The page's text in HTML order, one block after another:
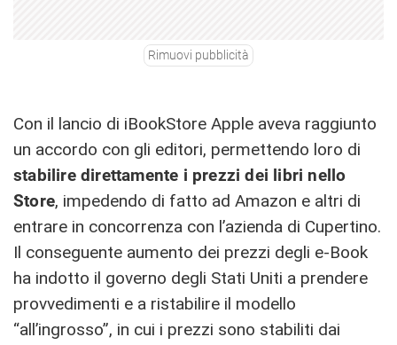
Rimuovi pubblicità
Con il lancio di iBookStore Apple aveva raggiunto
un accordo con gli editori, permettendo loro di
stabilire direttamente i prezzi dei libri nello
Store, impedendo di fatto ad Amazon e altri di
entrare in concorrenza con l’azienda di Cupertino.
Il conseguente aumento dei prezzi degli e-Book
ha indotto il governo degli Stati Uniti a prendere
provvedimenti e a ristabilire il modello
“all’ingrosso”, in cui i prezzi sono stabiliti dai